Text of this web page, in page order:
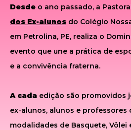
Desde o ano passado, a
dos Ex-alunos do Colégio
em Petrolina, PE, realiza o
evento que une a prática de
e a convivência fraterna.
A cada edição são promovidos
ex-alunos, alunos e professores
modalidades de Basquete, Vôlei